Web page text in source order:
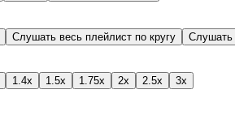
Слушать весь плейлист по кругу Слушать
1.4x 1.5x 1.75x 2x 2.5x 3x